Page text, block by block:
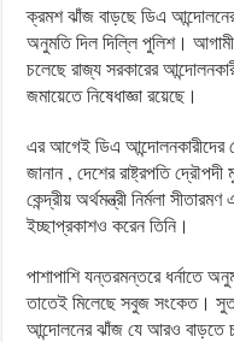
ক্রমশ ঝাঁজ বাড়ছে ডিএ
অনুমতি দিল দিল্লি পুলিশ।
চলেছে রাজ্য সরকারের
জমায়েতে নিষেধাজ্ঞা রয়েছে।
এর আগেই ডিএ আন্দোলনকারীদের
জানান , দেশের রাষ্ট্রপতি
কেন্দ্রীয় অর্থমন্ত্রী নির্মলা সীতারমণ
ইচ্ছাপ্রকাশও করেন তিনি।
পাশাপাশি যন্তরমন্তরে ধর্নাতে
তাতেই মিলেছে সবুজ সংকেত।
আন্দোলনের ঝাঁজ যে আরও বাড়তে